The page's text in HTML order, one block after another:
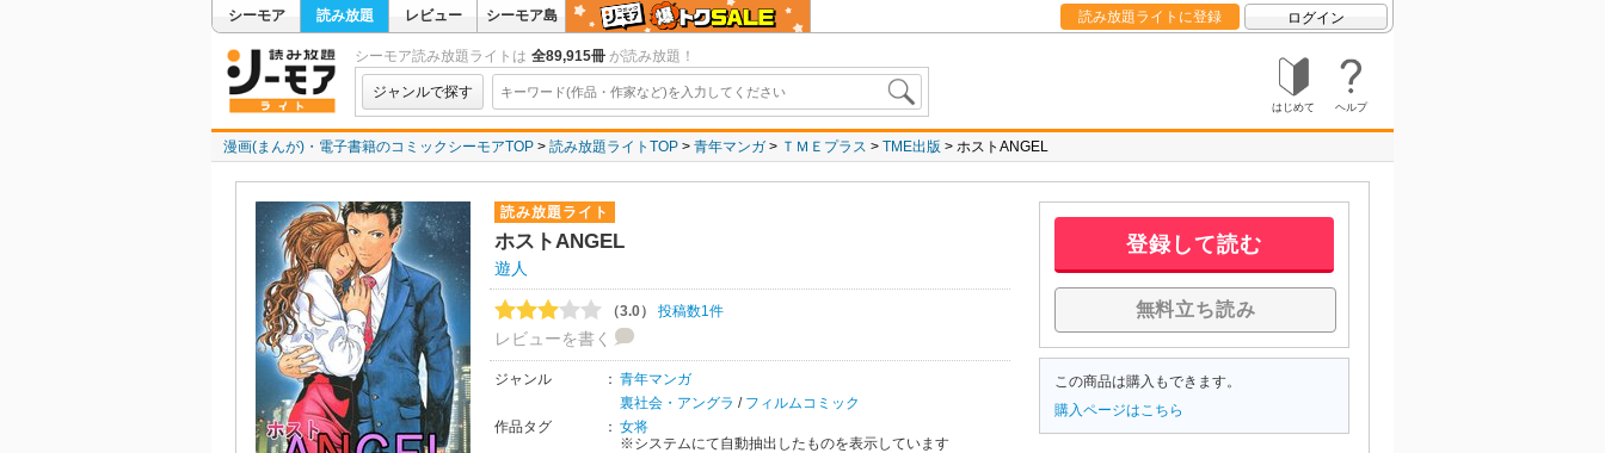
シーモア 読み放題 レビュー シーモア島 読み放題ライトに登録 ログイン
シーモア読み放題ライトは 全89,915冊 が読み放題！
ジャンルで探す
はじめて ヘルプ
漫画(まんが)・電子書籍のコミックシーモアTOP 読み放題ライトTOP 青年マンガ ＴＭＥプラス TME出版 ホストANGEL
読み放題ライト
ホストANGEL
遊人
（3.0） 投稿数1件
レビューを書く
ジャンル ： 青年マンガ
裏社会・アングラ / フィルムコミック
作品タグ
： 女将
※システムにて自動抽出したものを表示しています
登録して読む
無料立ち読み
この商品は購入もできます。
購入ページはこちら